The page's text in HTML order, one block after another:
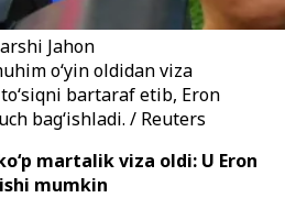
Jahon
o‘yin oldidan viza
bartaraf etib, Eron
bag‘ishladi. / Reuters
martalik viza oldi: U Eron
mumkin